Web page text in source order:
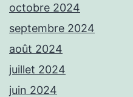
octobre 2024
septembre 2024
août 2024
juillet 2024
juin 2024